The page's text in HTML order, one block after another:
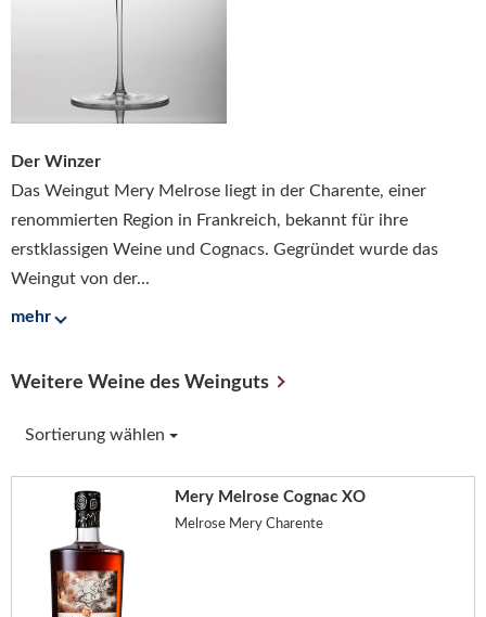
Der Winzer
Das Weingut Mery Melrose liegt in der Charente, einer
renommierten Region in Frankreich, bekannt für ihre
erstklassigen Weine und Cognacs. Gegründet wurde das
Weingut von der...
mehr
Weitere Weine des Weinguts
Sortierung wählen
Mery Melrose Cognac XO
Melrose Mery Charente